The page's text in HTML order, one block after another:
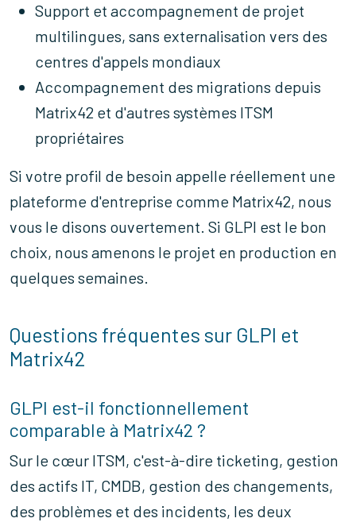
Support et accompagnement de projet
multilingues, sans externalisation vers des
centres d'appels mondiaux
Accompagnement des migrations depuis
Matrix42 et d'autres systèmes ITSM
propriétaires
Si votre profil de besoin appelle réellement une
plateforme d'entreprise comme Matrix42, nous
vous le disons ouvertement. Si GLPI est le bon
choix, nous amenons le projet en production en
quelques semaines.
Questions fréquentes sur GLPI et
Matrix42
GLPI est-il fonctionnellement
comparable à Matrix42 ?
Sur le cœur ITSM, c'est-à-dire ticketing, gestion
des actifs IT, CMDB, gestion des changements,
des problèmes et des incidents, les deux